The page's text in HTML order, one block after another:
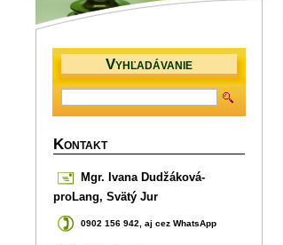
VYHĽADÁVANIE
KONTAKT
Mgr. Ivana Dudžáková-
proLang, Svätý Jur
0902 156 942, aj cez WhatsApp